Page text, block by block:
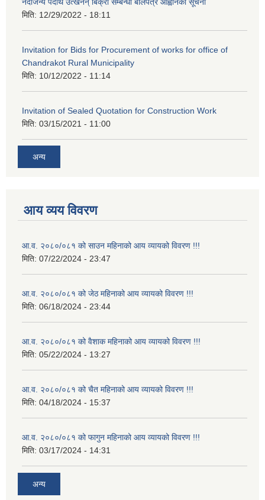
मिति: 12/29/2022 - 18:11
Invitation for Bids for Procurement of works for office of
Chandrakot Rural Municipality
मिति: 10/12/2022 - 11:14
Invitation of Sealed Quotation for Construction Work
मिति: 03/15/2021 - 11:00
अन्य
आय व्यय विवरण
आ.व. २०८०/०८१ को साउन महिनाको आय व्यायको विवरण !!!
मिति: 07/22/2024 - 23:47
आ.व. २०८०/०८१ को जेठ महिनाको आय व्यायको विवरण !!!
मिति: 06/18/2024 - 23:44
आ.व. २०८०/०८१ को वैशाक महिनाको आय व्यायको विवरण !!!
मिति: 05/22/2024 - 13:27
आ.व. २०८०/०८१ को चैत महिनाको आय व्यायको विवरण !!!
मिति: 04/18/2024 - 15:37
आ.व. २०८०/०८१ को फागुन महिनाको आय व्यायको विवरण !!!
मिति: 03/17/2024 - 14:31
अन्य